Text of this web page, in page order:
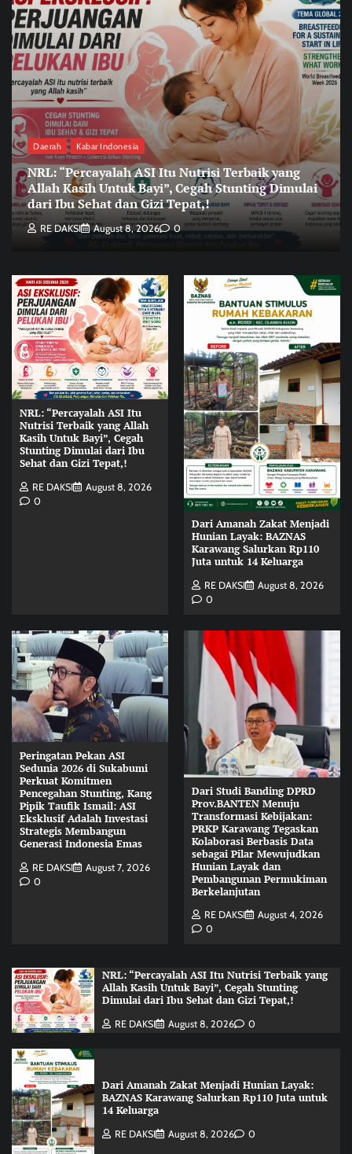
Daerah Kabar Indonesia
NRL: “Percayalah ASI Itu Nutrisi Terbaik yang
Allah Kasih Untuk Bayi”, Cegah Stunting Dimulai
dari Ibu Sehat dan Gizi Tepat,!
RE DAKSI August 8, 2026 0
NRL: “Percayalah ASI Itu
Nutrisi Terbaik yang Allah
Kasih Untuk Bayi”, Cegah
Stunting Dimulai dari Ibu
Sehat dan Gizi Tepat,!
RE DAKSI
August 8, 2026
0
Dari Amanah Zakat Menjadi
Hunian Layak: BAZNAS
Karawang Salurkan Rp110
Juta untuk 14 Keluarga
RE DAKSI
August 8, 2026
0
Peringatan Pekan ASI
Sedunia 2026 di Sukabumi
Perkuat Komitmen
Pencegahan Stunting, Kang
Pipik Taufik Ismail: ASI
Eksklusif Adalah Investasi
Strategis Membangun
Generasi Indonesia Emas
RE DAKSI
August 7, 2026
0
Dari Studi Banding DPRD
Prov.BANTEN Menuju
Transformasi Kebijakan:
PRKP Karawang Tegaskan
Kolaborasi Berbasis Data
sebagai Pilar Mewujudkan
Hunian Layak dan
Pembangunan Permukiman
Berkelanjutan
RE DAKSI
August 4, 2026
0
NRL: “Percayalah ASI Itu Nutrisi Terbaik yang
Allah Kasih Untuk Bayi”, Cegah Stunting
Dimulai dari Ibu Sehat dan Gizi Tepat,!
RE DAKSI August 8, 2026 0
Dari Amanah Zakat Menjadi Hunian Layak:
BAZNAS Karawang Salurkan Rp110 Juta untuk
14 Keluarga
RE DAKSI August 8, 2026 0